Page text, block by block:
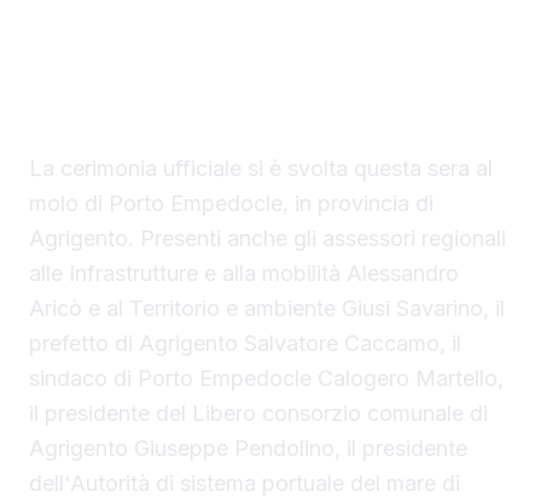
La cerimonia ufficiale si è svolta questa sera al
molo di Porto Empedocle, in provincia di
Agrigento. Presenti anche gli assessori regionali
alle Infrastrutture e alla mobilità Alessandro
Aricò e al Territorio e ambiente Giusi Savarino, il
prefetto di Agrigento Salvatore Caccamo, il
sindaco di Porto Empedocle Calogero Martello,
il presidente del Libero consorzio comunale di
Agrigento Giuseppe Pendolino, il presidente
dell'Autorità di sistema portuale del mare di